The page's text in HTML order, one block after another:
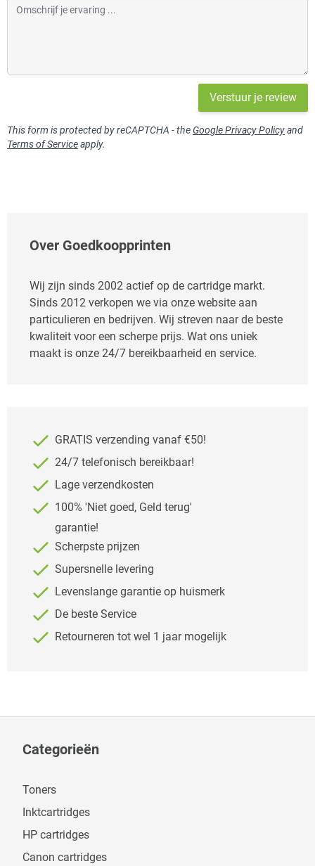
Verstuur je review
This form is protected by reCAPTCHA - the Google Privacy Policyand
Terms of Serviceapply.
Over Goedkoopprinten
Wij zijn sinds 2002 actief op de cartridge markt.
Sinds 2012 verkopen we via onze website aan
particulieren en bedrijven. Wij streven naar de beste
kwaliteit voor een scherpe prijs. Wat ons uniek
maakt is onze 24/7 bereikbaarheid en service.
GRATIS verzending vanaf €50!
24/7 telefonisch bereikbaar!
Lage verzendkosten
100% 'Niet goed, Geld terug'
garantie!
Scherpste prijzen
Supersnelle levering
Levenslange garantie op huismerk
De beste Service
Retourneren tot wel 1 jaar mogelijk
Categorieën
Toners
Inktcartridges
HP cartridges
Canon cartridges